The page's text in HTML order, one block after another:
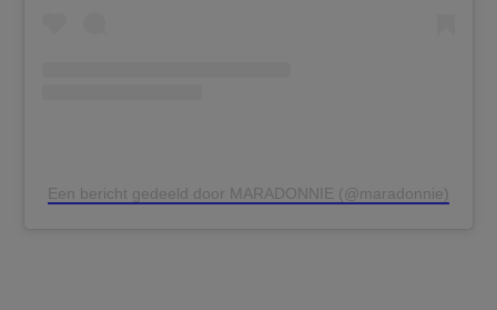
Een bericht gedeeld door MARADONNIE (@maradonnie)